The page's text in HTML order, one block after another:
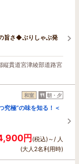
旨さ◆ぶりしゃぶ発
縦貫道宮津綾部道路宮
和室 朝・夕
究極”の味を知る！＜
円(税込)～/ 人
(大人2名利用時)